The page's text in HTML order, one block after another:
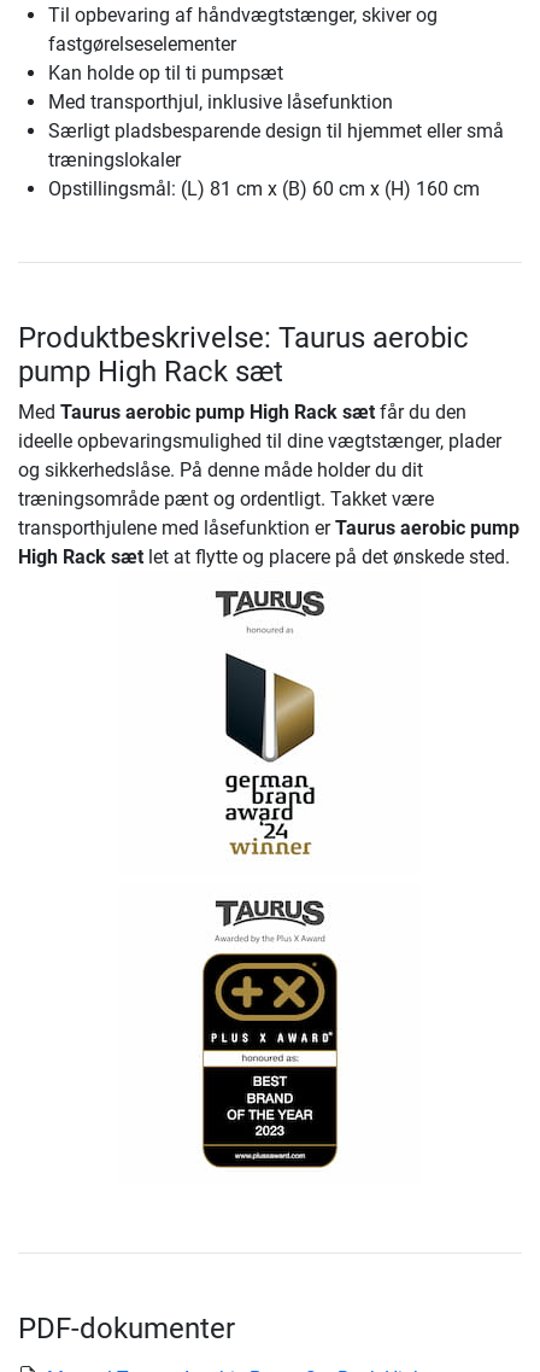
Til opbevaring af håndvægtstænger, skiver og
fastgørelseselementer
Kan holde op til ti pumpsæt
Med transporthjul, inklusive låsefunktion
Særligt pladsbesparende design til hjemmet eller små
træningslokaler
Opstillingsmål: (L) 81 cm x (B) 60 cm x (H) 160 cm
Produktbeskrivelse: Taurus aerobic
pump High Rack sæt
Med Taurus aerobic pump High Rack sæt får du den
ideelle opbevaringsmulighed til dine vægtstænger, plader
og sikkerhedslåse. På denne måde holder du dit
træningsområde pænt og ordentligt. Takket være
transporthjulene med låsefunktion erTaurus aerobic pump
High Rack sæt let at flytte og placere på det ønskede sted.
PDF-dokumenter